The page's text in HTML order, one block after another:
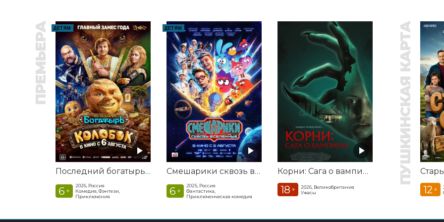
ПРЕМЬЕРА ДЕТЯМ
Последний богатырь. Колобок
6 +
2026, Россия
Комедия, Фэнтези,
Приключения
ДЕТЯМ
Смешарики сквозь вселенные
6 +
2025, Россия
Фантастика,
Приключенческая комедия
Корни: Сага о вампирах
18 +
2026, Великобритания
Ужасы
ПУШКИНСКАЯ КАРТА
12 +